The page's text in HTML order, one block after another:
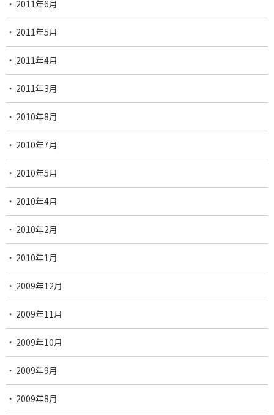
2011年6月
2011年5月
2011年4月
2011年3月
2010年8月
2010年7月
2010年5月
2010年4月
2010年2月
2010年1月
2009年12月
2009年11月
2009年10月
2009年9月
2009年8月